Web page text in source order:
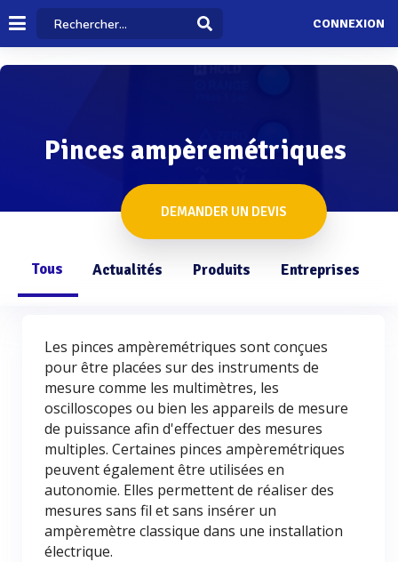
CONNEXION
Pinces ampèremétriques
DEMANDER UN DEVIS
Tous Actualités Produits Entreprises
Les pinces ampèremétriques sont conçues
pour être placées sur des instruments de
mesure comme les multimètres, les
oscilloscopes ou bien les appareils de mesure
de puissance afin d'effectuer des mesures
multiples. Certaines pinces ampèremétriques
peuvent également être utilisées en
autonomie. Elles permettent de réaliser des
mesures sans fil et sans insérer un
ampèremètre classique dans une installation
électrique.